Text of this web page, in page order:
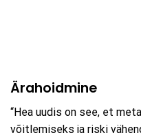
Ärahoidmine
“Hea uudis on see, et
võitlemiseks ja riski